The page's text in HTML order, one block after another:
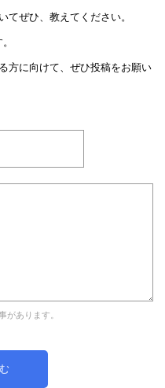
ぜひ、教えてください。
方に向けて、ぜひ投稿をお願い
あります。